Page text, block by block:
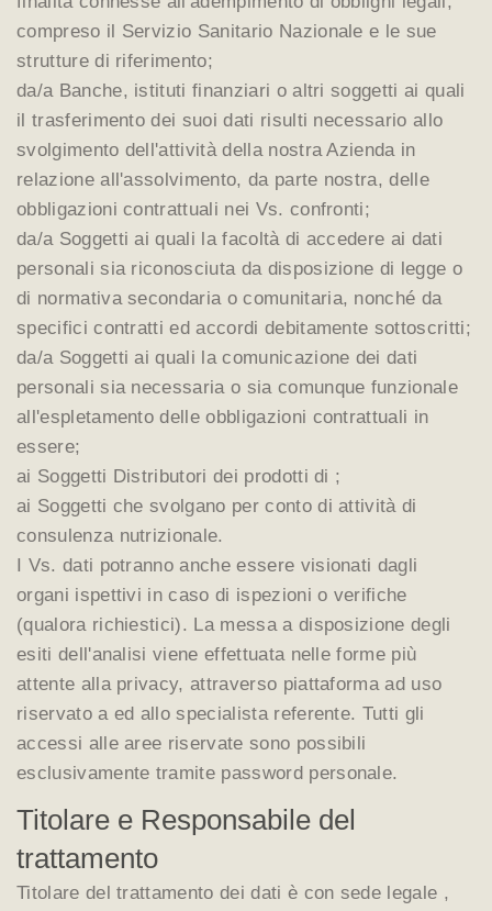
compreso il Servizio Sanitario Nazionale e le sue
strutture di riferimento;
da/a Banche, istituti finanziari o altri soggetti ai quali
il trasferimento dei suoi dati risulti necessario allo
svolgimento dell'attività della nostra Azienda in
relazione all'assolvimento, da parte nostra, delle
obbligazioni contrattuali nei Vs. confronti;
da/a Soggetti ai quali la facoltà di accedere ai dati
personali sia riconosciuta da disposizione di legge o
di normativa secondaria o comunitaria, nonché da
specifici contratti ed accordi debitamente sottoscritti;
da/a Soggetti ai quali la comunicazione dei dati
personali sia necessaria o sia comunque funzionale
all'espletamento delle obbligazioni contrattuali in
essere;
ai Soggetti Distributori dei prodotti di ;
ai Soggetti che svolgano per conto di attività di
consulenza nutrizionale.
I Vs. dati potranno anche essere visionati dagli
organi ispettivi in caso di ispezioni o verifiche
(qualora richiestici). La messa a disposizione degli
esiti dell'analisi viene effettuata nelle forme più
attente alla privacy, attraverso piattaforma ad uso
riservato a ed allo specialista referente. Tutti gli
accessi alle aree riservate sono possibili
esclusivamente tramite password personale.
Titolare e Responsabile del
trattamento
Titolare del trattamento dei dati è con sede legale ,